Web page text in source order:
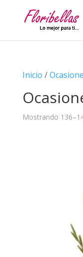
Inicio /
Mostrando